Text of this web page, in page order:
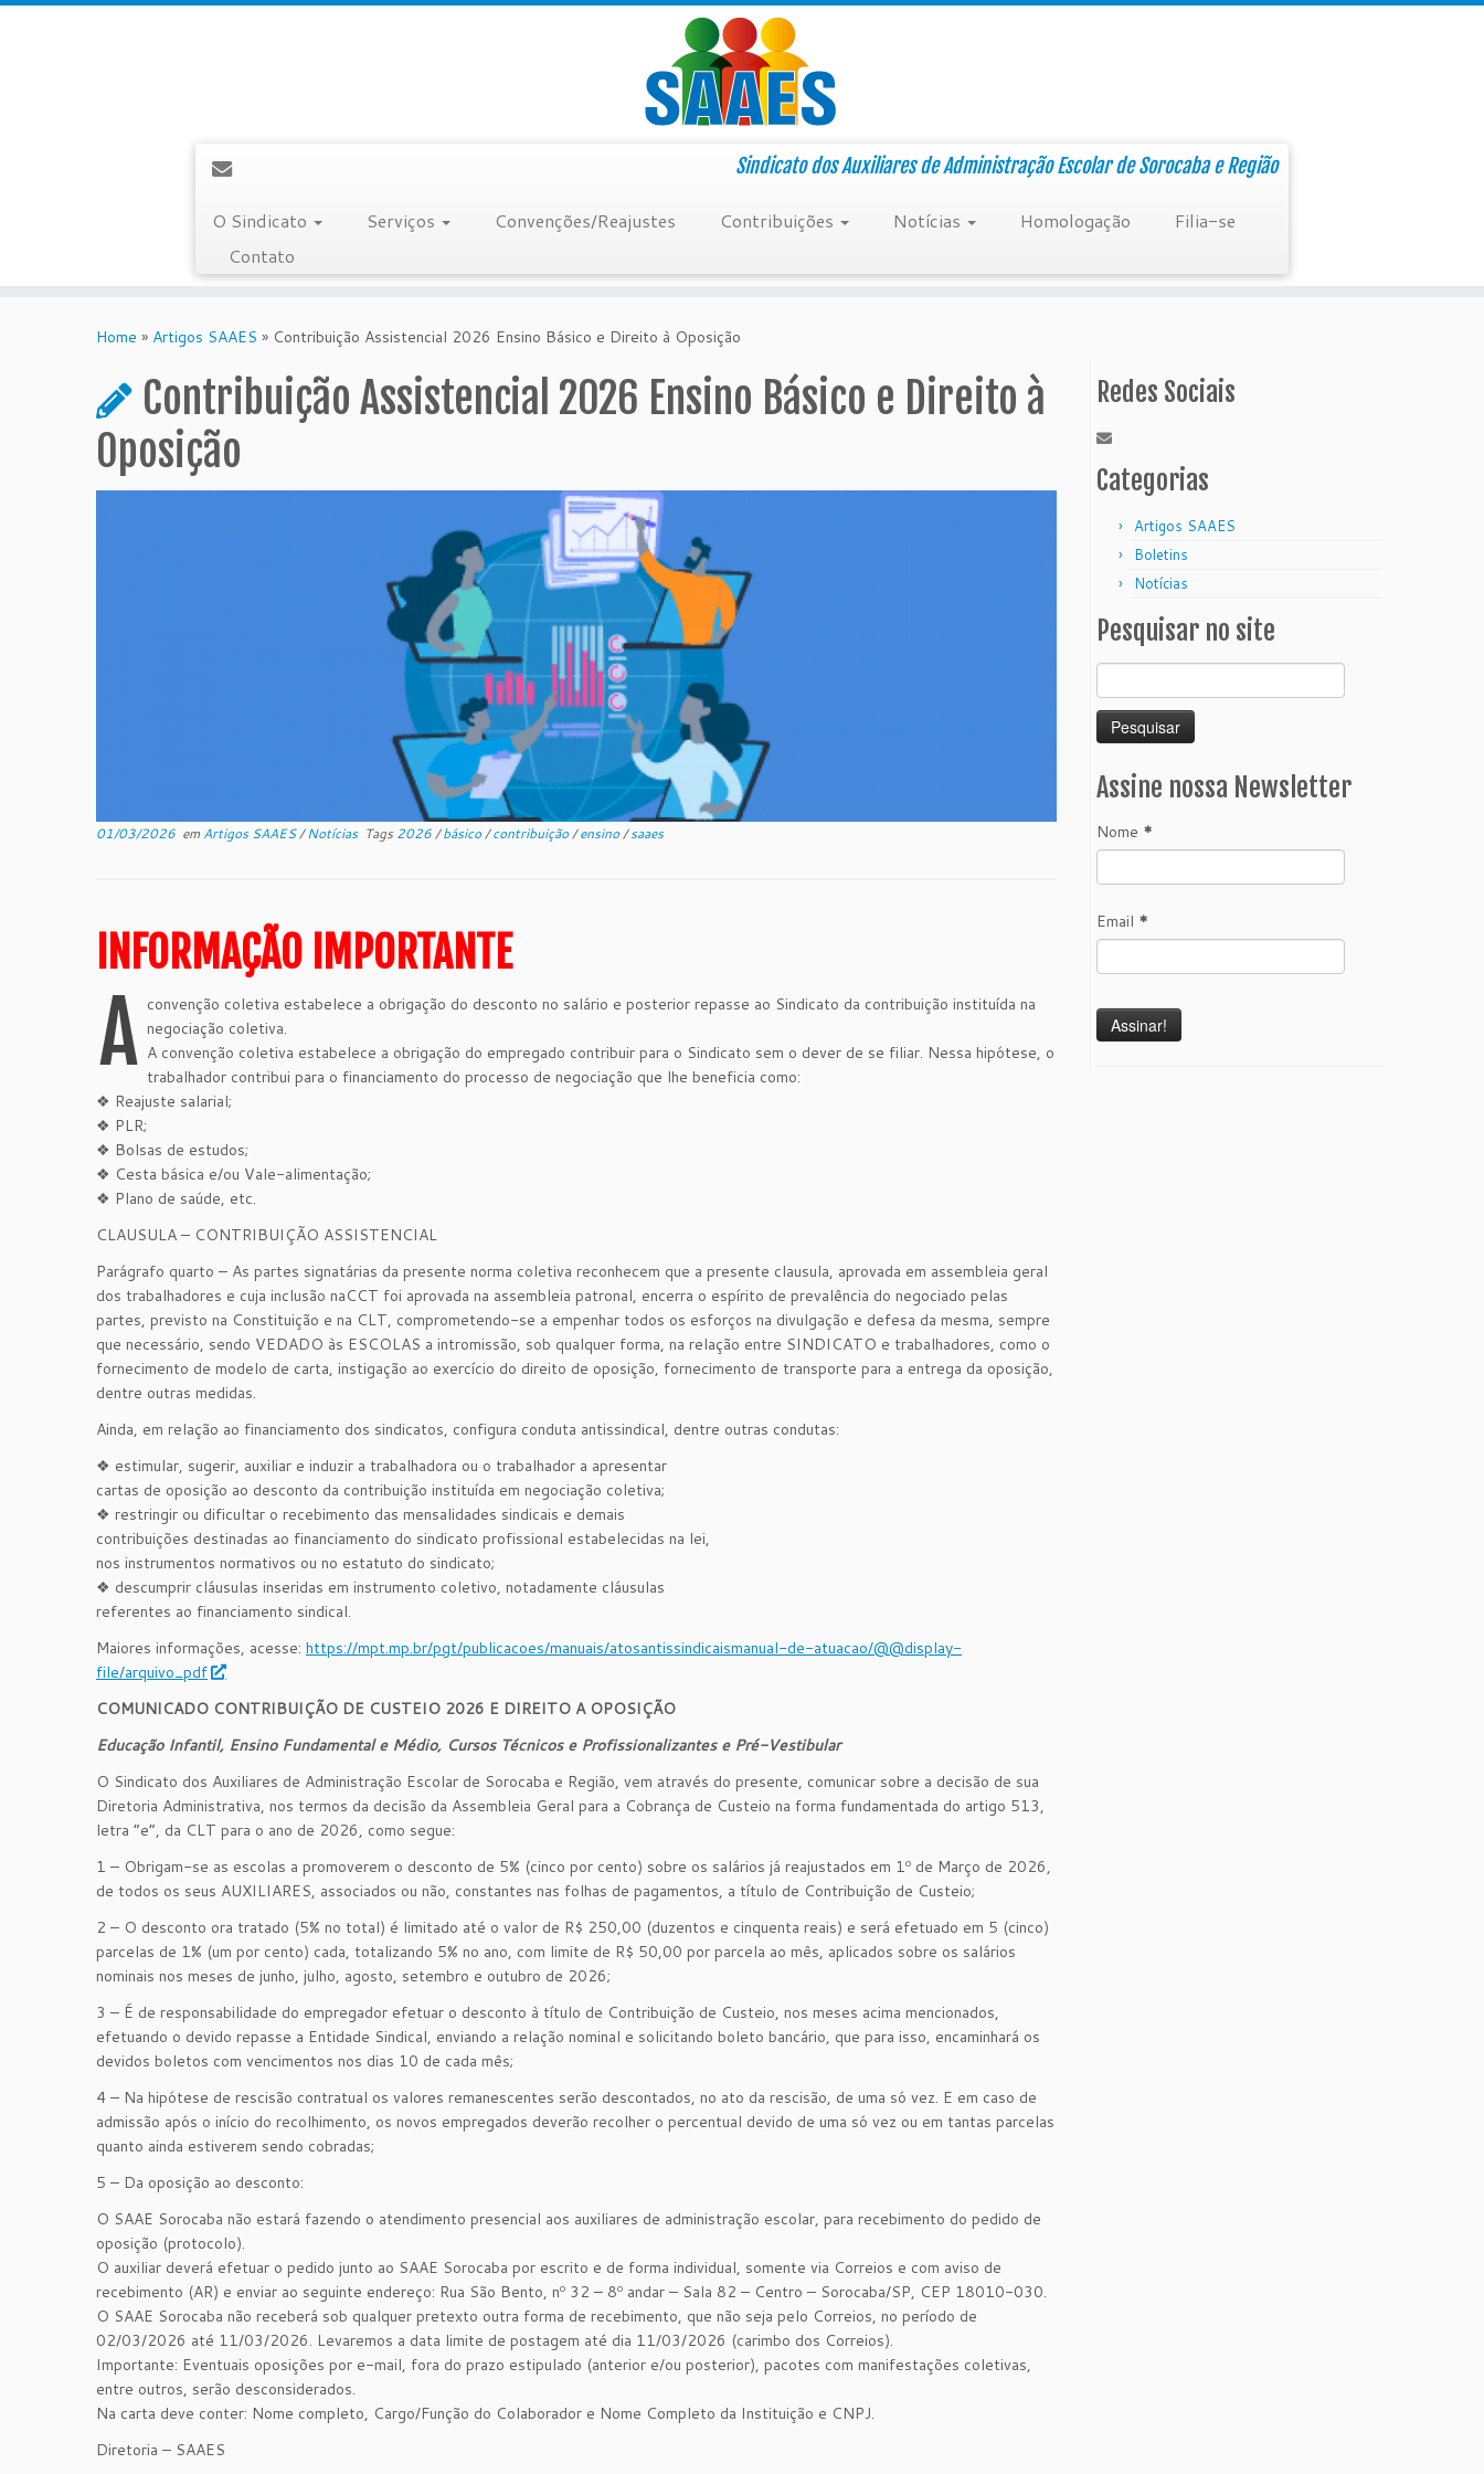
Sindicato dos Auxiliares de Administração Escolar de Sorocaba e Região
O Sindicato Serviços Convenções/Reajustes Contribuições Notícias Homologação
Filia-se
Contato
Home » Artigos SAAES » Contribuição Assistencial 2026 Ensino Básico e Direito à Oposição
Contribuição Assistencial 2026 Ensino Básico e Direito à
Oposição
01/03/2026 em Artigos SAAES/Notícias Tags 2026/básico/contribuição/ensino/saaes
INFORMAÇÃO IMPORTANTE
A convenção coletiva estabelece a obrigação do desconto no salário e posterior repasse ao Sindicato da contribuição instituída na
negociação coletiva.
A convenção coletiva estabelece a obrigação do empregado contribuir para o Sindicato sem o dever de se filiar. Nessa hipótese, o
trabalhador contribui para o financiamento do processo de negociação que lhe beneficia como:
❖ Reajuste salarial;
❖ PLR;
❖ Bolsas de estudos;
❖ Cesta básica e/ou Vale-alimentação;
❖ Plano de saúde, etc.
CLAUSULA – CONTRIBUIÇÃO ASSISTENCIAL
Parágrafo quarto – As partes signatárias da presente norma coletiva reconhecem que a presente clausula, aprovada em assembleia geral
dos trabalhadores e cuja inclusão naCCT foi aprovada na assembleia patronal, encerra o espírito de prevalência do negociado pelas
partes, previsto na Constituição e na CLT, comprometendo-se a empenhar todos os esforços na divulgação e defesa da mesma, sempre
que necessário, sendo VEDADO às ESCOLAS a intromissão, sob qualquer forma, na relação entre SINDICATO e trabalhadores, como o
fornecimento de modelo de carta, instigação ao exercício do direito de oposição, fornecimento de transporte para a entrega da oposição,
dentre outras medidas.
Ainda, em relação ao financiamento dos sindicatos, configura conduta antissindical, dentre outras condutas:
❖ estimular, sugerir, auxiliar e induzir a trabalhadora ou o trabalhador a apresentar
cartas de oposição ao desconto da contribuição instituída em negociação coletiva;
❖ restringir ou dificultar o recebimento das mensalidades sindicais e demais
contribuições destinadas ao financiamento do sindicato profissional estabelecidas na lei,
nos instrumentos normativos ou no estatuto do sindicato;
❖ descumprir cláusulas inseridas em instrumento coletivo, notadamente cláusulas
referentes ao financiamento sindical.
Maiores informações, acesse: https://mpt.mp.br/pgt/publicacoes/manuais/atosantissindicaismanual-de-atuacao/@@display-
file/arquivo_pdf
COMUNICADO CONTRIBUIÇÃO DE CUSTEIO 2026 E DIREITO A OPOSIÇÃO
Educação Infantil, Ensino Fundamental e Médio, Cursos Técnicos e Profissionalizantes e Pré-Vestibular
O Sindicato dos Auxiliares de Administração Escolar de Sorocaba e Região, vem através do presente, comunicar sobre a decisão de sua
Diretoria Administrativa, nos termos da decisão da Assembleia Geral para a Cobrança de Custeio na forma fundamentada do artigo 513,
letra “e”, da CLT para o ano de 2026, como segue:
1 – Obrigam-se as escolas a promoverem o desconto de 5% (cinco por cento) sobre os salários já reajustados em 1º de Março de 2026,
de todos os seus AUXILIARES, associados ou não, constantes nas folhas de pagamentos, a título de Contribuição de Custeio;
2 – O desconto ora tratado (5% no total) é limitado até o valor de R$ 250,00 (duzentos e cinquenta reais) e será efetuado em 5 (cinco)
parcelas de 1% (um por cento) cada, totalizando 5% no ano, com limite de R$ 50,00 por parcela ao mês, aplicados sobre os salários
nominais nos meses de junho, julho, agosto, setembro e outubro de 2026;
3 – É de responsabilidade do empregador efetuar o desconto à título de Contribuição de Custeio, nos meses acima mencionados,
efetuando o devido repasse a Entidade Sindical, enviando a relação nominal e solicitando boleto bancário, que para isso, encaminhará os
devidos boletos com vencimentos nos dias 10 de cada mês;
4 – Na hipótese de rescisão contratual os valores remanescentes serão descontados, no ato da rescisão, de uma só vez. E em caso de
admissão após o início do recolhimento, os novos empregados deverão recolher o percentual devido de uma só vez ou em tantas parcelas
quanto ainda estiverem sendo cobradas;
5 – Da oposição ao desconto:
O SAAE Sorocaba não estará fazendo o atendimento presencial aos auxiliares de administração escolar, para recebimento do pedido de
oposição (protocolo).
O auxiliar deverá efetuar o pedido junto ao SAAE Sorocaba por escrito e de forma individual, somente via Correios e com aviso de
recebimento (AR) e enviar ao seguinte endereço: Rua São Bento, nº 32 – 8º andar – Sala 82 – Centro – Sorocaba/SP, CEP 18010-030.
O SAAE Sorocaba não receberá sob qualquer pretexto outra forma de recebimento, que não seja pelo Correios, no período de
02/03/2026 até 11/03/2026. Levaremos a data limite de postagem até dia 11/03/2026 (carimbo dos Correios).
Importante: Eventuais oposições por e-mail, fora do prazo estipulado (anterior e/ou posterior), pacotes com manifestações coletivas,
entre outros, serão desconsiderados.
Na carta deve conter: Nome completo, Cargo/Função do Colaborador e Nome Completo da Instituição e CNPJ.
Diretoria – SAAES
Redes Sociais
Categorias
Artigos SAAES
Boletins
Notícias
Pesquisar no site
por:
Assine nossa Newsletter
Nome *
Email *